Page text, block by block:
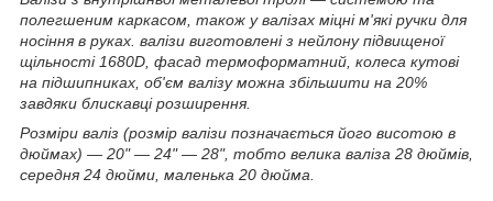
полегшеним каркасом, також у валізах міцні м'які ручки для
носіння в руках. валізи виготовлені з нейлону підвищеної
щільності 1680D, фасад термоформатний, колеса кутові
на підшипниках, об'єм валізу можна збільшити на 20%
завдяки блискавці розширення.
Розміри валіз (розмір валізи позначається його висотою в
дюймах) — 20" — 24" — 28", тобто велика валіза 28 дюймів,
середня 24 дюйми, маленька 20 дюйма.